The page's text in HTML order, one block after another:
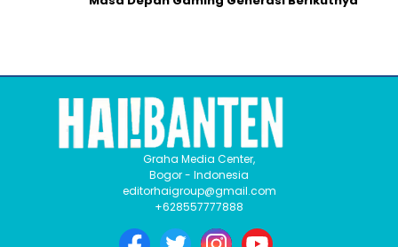
Graha Media Center,
Bogor - Indonesia
editorhaigroup@gmail.com
+628557777888